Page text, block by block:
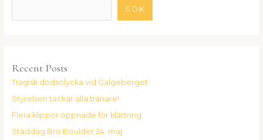
SÖK
Recent Posts
Tragisk dödsolycka vid Galgeberget
Styrelsen tackar alla tränare!
Flera klippor öppnade för klättring
Städdag Bro Boulder 24. maj